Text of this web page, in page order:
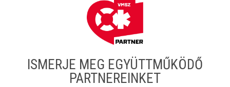
ISMERJE MEG EGYÜTTMŰKÖDŐ
PARTNEREINKET